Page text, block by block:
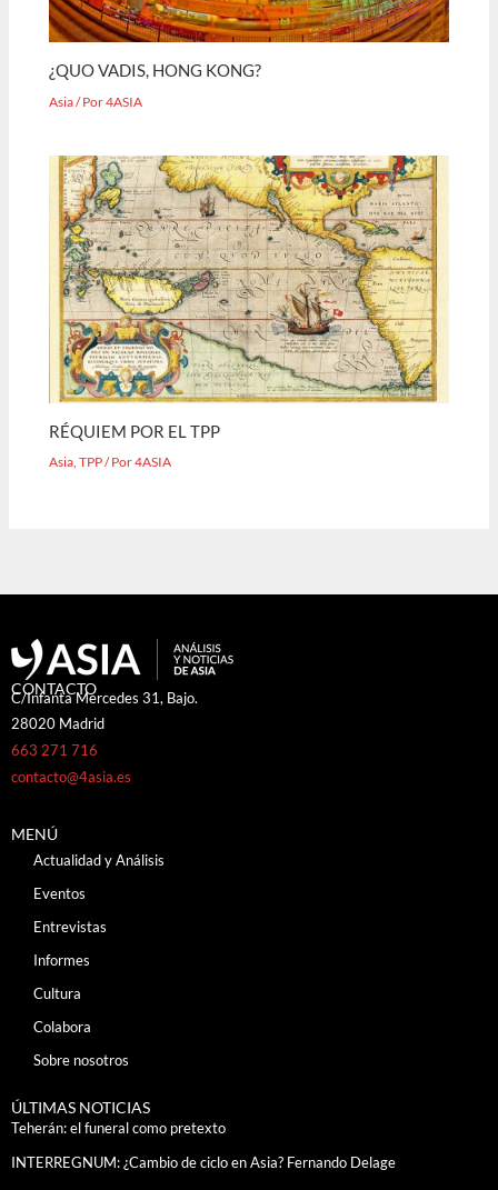
¿QUO VADIS, HONG KONG?
Asia/ Por4ASIA
RÉQUIEM POR EL TPP
Asia,TPP/ Por4ASIA
CONTACTO
C/Infanta Mercedes 31, Bajo.
28020 Madrid
663 271 716
contacto@4asia.es
MENÚ
Actualidad y Análisis
Eventos
Entrevistas
Informes
Cultura
Colabora
Sobre nosotros
ÚLTIMAS NOTICIAS
Teherán: el funeral como pretexto
INTERREGNUM: ¿Cambio de ciclo en Asia? Fernando Delage